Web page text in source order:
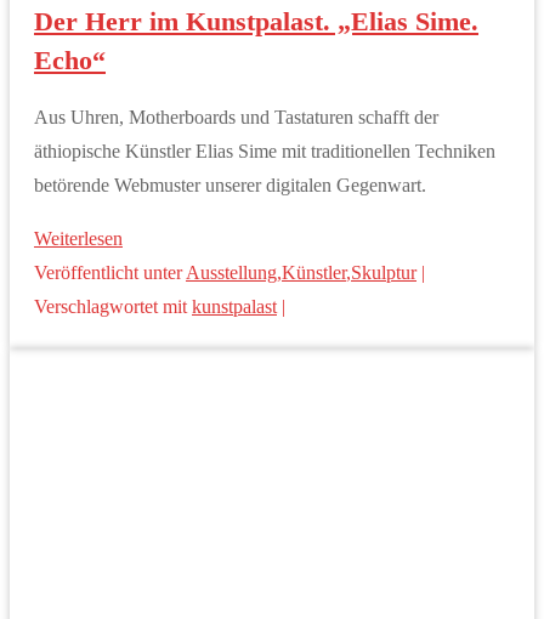
Der Herr im Kunstpalast. „Elias Sime.
Echo“
Aus Uhren, Motherboards und Tastaturen schafft der
äthiopische Künstler Elias Sime mit traditionellen Techniken
betörende Webmuster unserer digitalen Gegenwart.
Weiterlesen
Veröffentlicht unter Ausstellung,Künstler,Skulptur|
Verschlagwortet mit kunstpalast |